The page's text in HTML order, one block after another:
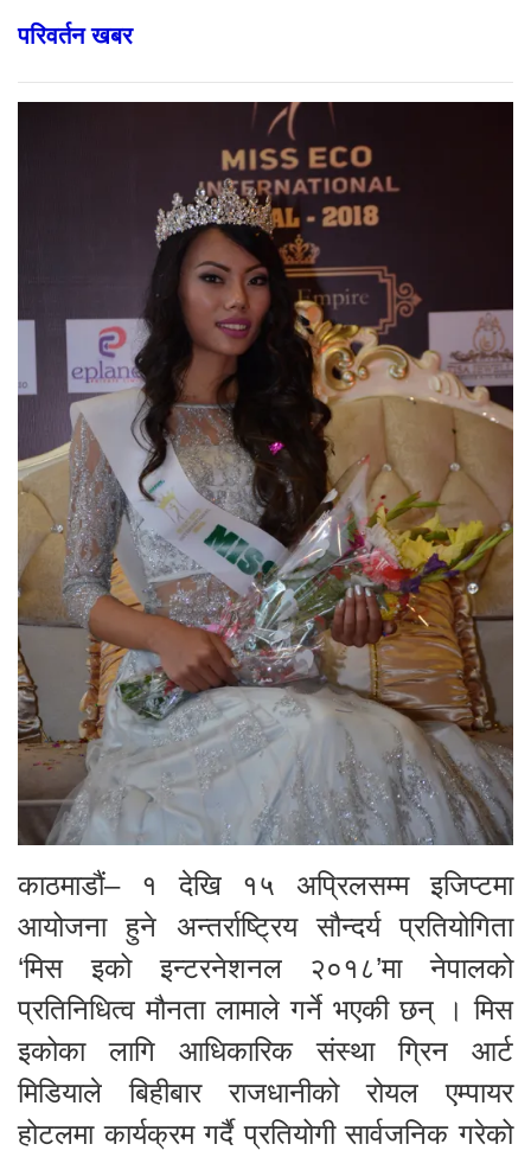
परिवर्तन खबर
काठमाडौं– १ देखि १५ अप्रिलसम्म इजिप्टमा
आयोजना हुने अन्तर्राष्ट्रिय सौन्दर्य प्रतियोगिता
‘मिस इको इन्टरनेशनल २०१८’मा नेपालको
प्रतिनिधित्व मौनता लामाले गर्ने भएकी छन् । मिस
इकोका लागि आधिकारिक संस्था ग्रिन आर्ट
मिडियाले बिहीबार राजधानीको रोयल एम्पायर
होटलमा कार्यक्रम गर्दै प्रतियोगी सार्वजनिक गरेको